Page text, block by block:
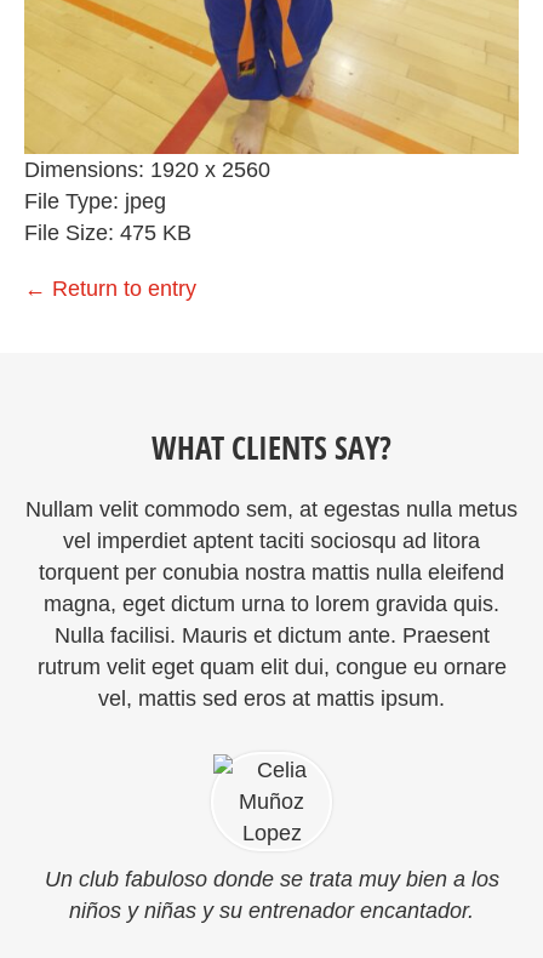
Dimensions: 1920 x 2560
File Type: jpeg
File Size: 475 KB
← Return to entry
WHAT CLIENTS SAY?
Nullam velit commodo sem, at egestas nulla metus
vel imperdiet aptent taciti sociosqu ad litora
torquent per conubia nostra mattis nulla eleifend
magna, eget dictum urna to lorem gravida quis.
Nulla facilisi. Mauris et dictum ante. Praesent
rutrum velit eget quam elit dui, congue eu ornare
vel, mattis sed eros at mattis ipsum.
Un club fabuloso donde se trata muy bien a los
niños y niñas y su entrenador encantador.